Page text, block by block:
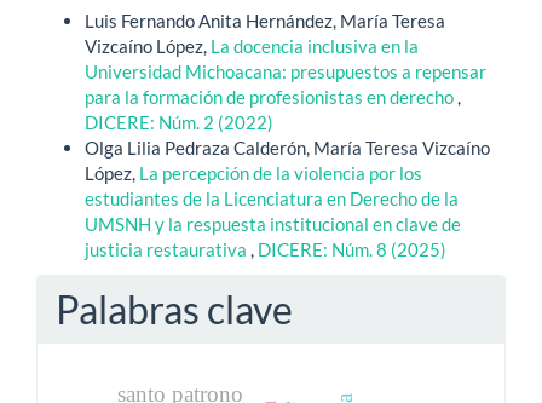
Luis Fernando Anita Hernández, María Teresa
Vizcaíno López, La docencia inclusiva en la
Universidad Michoacana: presupuestos a repensar
para la formación de profesionistas en derecho,
DICERE: Núm. 2 (2022)
Olga Lilia Pedraza Calderón, María Teresa Vizcaíno
López, La percepción de la violencia por los
estudiantes de la Licenciatura en Derecho de la
UMSNH y la respuesta institucional en clave de
justicia restaurativa , DICERE: Núm. 8 (2025)
Palabras clave
santo patrono